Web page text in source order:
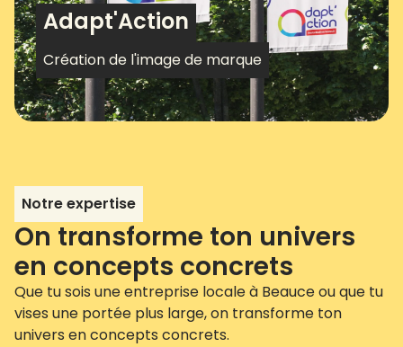
Adapt'Action
Création de l'image de marque
Notre expertise
On transforme ton univers
en concepts concrets
Que tu sois une entreprise locale à Beauce ou que tu
vises une portée plus large, on transforme ton
univers en concepts concrets.